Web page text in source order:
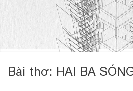
Bài thơ: HAI BA